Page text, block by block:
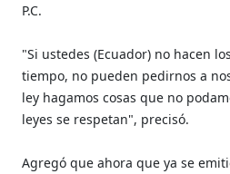
P.C.
"Si ustedes (Ecuador) no hacen
tiempo, no pueden pedirnos a
ley hagamos cosas que no
leyes se respetan", precisó.
Agregó que ahora que ya se